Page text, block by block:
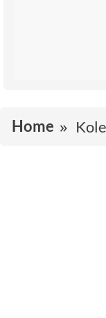
Home